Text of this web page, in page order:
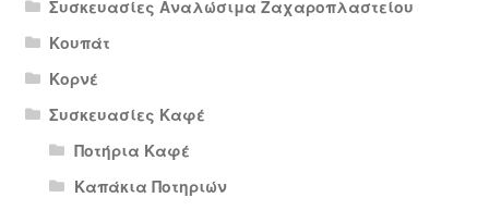
Συσκευασίες Αναλώσιμα Ζαχαροπλαστείου
Κουπάτ
Κορνέ
Συσκευασίες Καφέ
Ποτήρια Καφέ
Καπάκια Ποτηριών